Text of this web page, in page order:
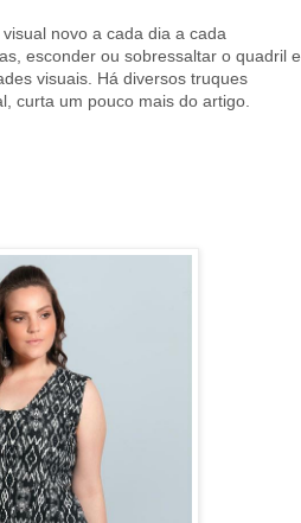
novo a cada dia a cada
esconder ou sobressaltar o quadril e
visuais. Há diversos truques
curta um pouco mais do artigo.